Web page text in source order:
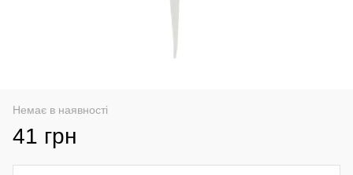
Немає в наявності
41 грн